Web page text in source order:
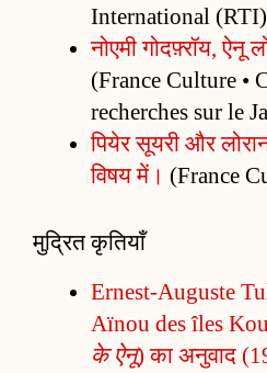
International
नोएमी गोदफ़्रॉय, ऐनू
(France Culture •
recherches sur le
पियेर सूयरी और
विषय में। (France
मुद्रित कृतियाँ
Ernest-Auguste
Aïnou des îles
के ऐनू) का अनुवाद